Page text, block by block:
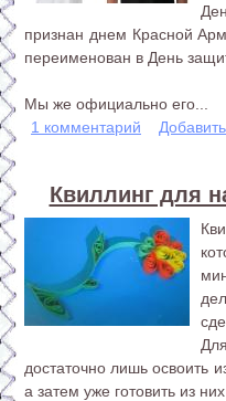
признан днем Красной
переименован в День
Мы же официально его...
1 комментарий
Квиллинг для
достаточно лишь освоить
а затем уже готовить из